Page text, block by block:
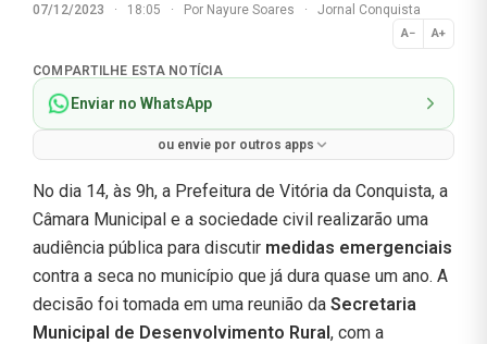
07/12/2023 · 18:05 · Por Nayure Soares · Jornal Conquista
A− A+
Normal
COMPARTILHE ESTA NOTÍCIA
Enviar no WhatsApp
ou envie por outros apps
No dia 14, às 9h, a Prefeitura de Vitória da Conquista, a
Câmara Municipal e a sociedade civil realizarão uma
audiência pública para discutir medidas emergenciais
contra a seca no município que já dura quase um ano. A
decisão foi tomada em uma reunião da Secretaria
Municipal de Desenvolvimento Rural, com a